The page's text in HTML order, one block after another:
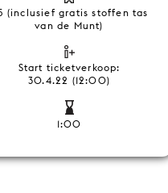
(inclusief gratis stoffen tas
van de Munt)
Start ticketverkoop:
30.4.22 (12:00)
1:00